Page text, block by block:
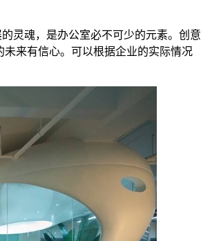
灵魂，是办公室必不可少的元素。创意
来有信心。可以根据企业的实际情况